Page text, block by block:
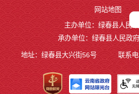
网站地图
主办单位：绿春县人民
承办单位：绿春县人民政
地址：绿春县大兴街56号 联系